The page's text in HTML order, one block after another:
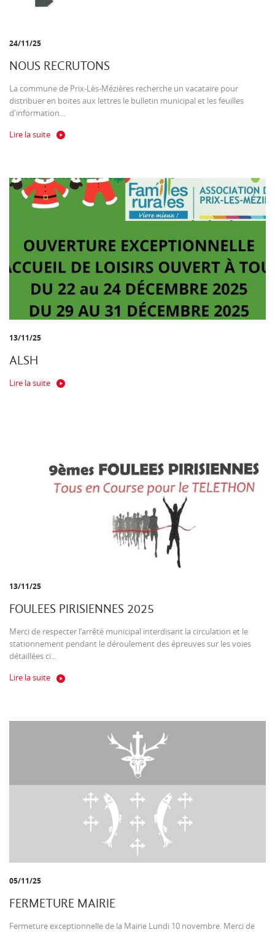
24/11/25
NOUS RECRUTONS
La commune de Prix-Lès-Mézières recherche un vacataire pour
distribuer en boites aux lettres le bulletin municipal et les feuilles
d'information...
Lire la suite
13/11/25
ALSH
Lire la suite
13/11/25
FOULEES PIRISIENNES 2025
Merci de respecter l’arrêté municipal interdisant la circulation et le
stationnement pendant le déroulement des épreuves sur les voies
détaillées ci...
Lire la suite
05/11/25
FERMETURE MAIRIE
Fermeture exceptionnelle de la Mairie Lundi 10 novembre. Merci de